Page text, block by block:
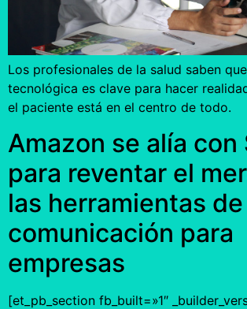
Los profesionales de la salud saben
tecnológica es clave para hacer
el paciente está en el centro de todo.
Amazon se alía con
para reventar el
las herramientas de
comunicación para
empresas
[et_pb_section fb_built=»1″